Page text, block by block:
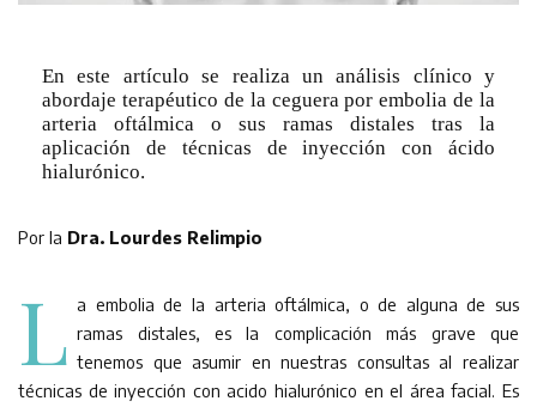
En este artículo se realiza un análisis clínico y
abordaje terapéutico de la ceguera por embolia de la
arteria oftálmica o sus ramas distales tras la
aplicación de técnicas de inyección con ácido
hialurónico.
Por la Dra. Lourdes Relimpio
L a embolia de la arteria oftálmica, o de alguna de sus
ramas distales, es la complicación más grave que
tenemos que asumir en nuestras consultas al realizar
técnicas de inyección con acido hialurónico en el área facial. Es